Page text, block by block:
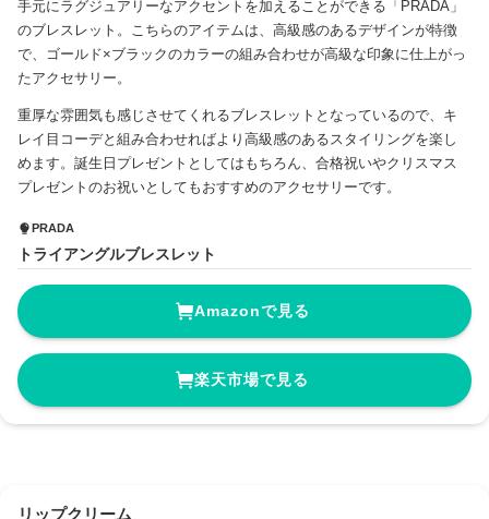
手元にラグジュアリーなアクセントを加えることができる「PRADA」
のブレスレット。こちらのアイテムは、高級感のあるデザインが特徴
で、ゴールド×ブラックのカラーの組み合わせが高級な印象に仕上がっ
たアクセサリー。
重厚な雰囲気も感じさせてくれるブレスレットとなっているので、キ
レイ目コーデと組み合わせればより高級感のあるスタイリングを楽し
めます。誕生日プレゼントとしてはもちろん、合格祝いやクリスマス
プレゼントのお祝いとしてもおすすめのアクセサリーです。
PRADA
トライアングルブレスレット
Amazonで見る
楽天市場で見る
リップクリーム